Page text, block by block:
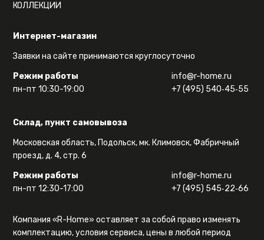
Интернет-магазин
Заявки на сайте принимаются круглосуточно
Режим работы
пн-пт 10:30-19:00
info@r-home.ru
+7 (495) 540‑45‑55
Склад, пункт самовывоза
Московская область, Подольск, мк. Климовск, Фабричный
проезд, д. 4, стр. 6
Режим работы
пн-пт 12:30-17:00
info@r-home.ru
+7 (495) 545‑22‑66
КОЛЛЕКЦИИ
Компания «R-Home» оставляет за собой право изменять
комплектацию, условия сервиса, цены в любой период